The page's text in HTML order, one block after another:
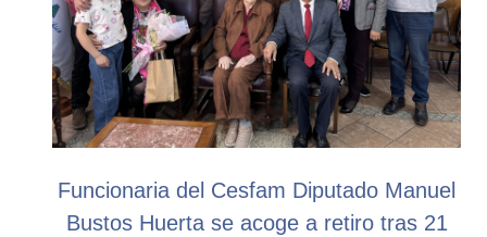
Funcionaria del Cesfam Diputado Manuel
Bustos Huerta se acoge a retiro tras 21